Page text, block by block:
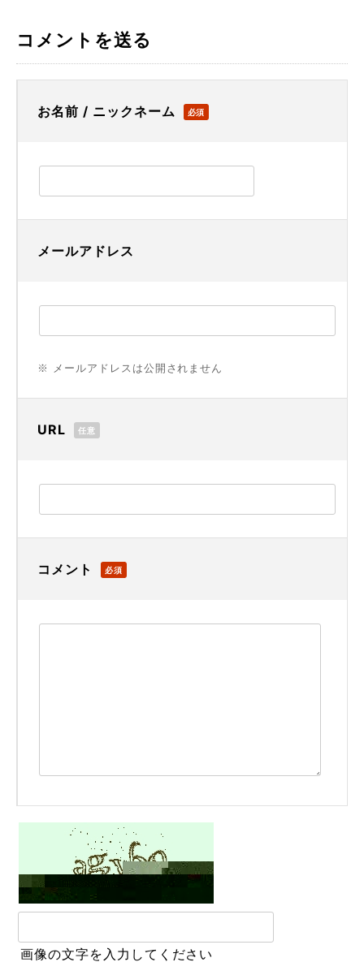
コメントを送る
お名前 / ニックネーム 必須
メールアドレス
※ メールアドレスは公開されません
URL 任意
コメント 必須
画像の文字を入力してください